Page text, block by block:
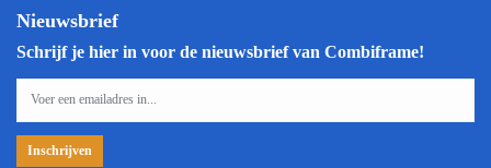
Nieuwsbrief
Schrijf je hier in voor de nieuwsbrief van Combiframe!